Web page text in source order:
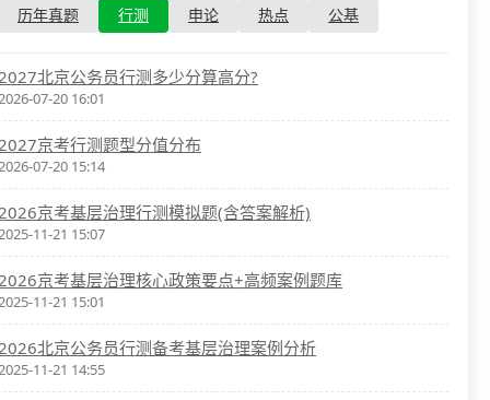
历年真题
历年真题
行测 申论 热点 公基
北京公务员行测多少分算高分?
07-20 16:01
京考行测题型分值分布
07-20 15:14
京考基层治理行测模拟题(含答案解析)
11-21 15:07
京考基层治理核心政策要点+高频案例题库
11-21 15:01
北京公务员行测备考基层治理案例分析
11-21 14:55